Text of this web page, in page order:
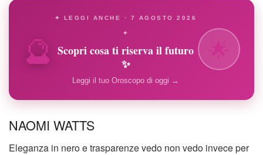
🔮
✦ LEGGI ANCHE · 7 AGOSTO 2026
✦
Scopri cosa ti riserva il futuro
✨
Leggi il tuo Oroscopo di oggi →
NAOMI WATTS
Eleganza in nero e trasparenze vedo non vedo invece per